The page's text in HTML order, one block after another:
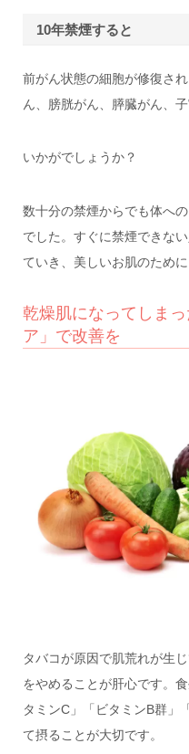
10年禁煙すると
前がん状態の細胞が修復さ
ん、膀胱がん、膵臓がん、
いかがでしょうか？
数十分の禁煙からでも体へ
でした。すぐに禁煙できな
ていき、美しいお肌のため
乾燥肌になってしま
ア」で改善を
タバコが原因で肌荒れが生
をやめることが肝心です。
タミンC」「ビタミンB群」
て摂ることが大切です。